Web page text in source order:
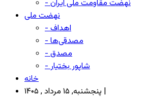
- نهضت مقاومت ملی ایران
نهضت ملی
- اهداف
- مصدقی‌ها
- مصدق
- شاپور بختیار
خانه
پنجشنبه, ۱۵ مرداد , ۱۴۰۵ |